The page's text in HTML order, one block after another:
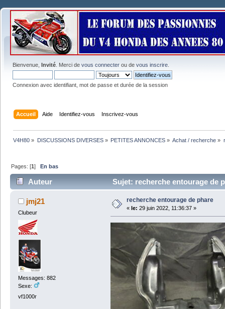
Bienvenue, Invité . Merci de vous connecter ou de vous inscrire
Connexion avec identifiant, mot de passe et durée de la session
Accueil Aide Identifiez-vous Inscrivez-vous
V4H80 » DISCUSSIONS DIVERSES» PETITES ANNONCES» Achat / recherche »
Pages: [1]En bas
Auteur Sujet: recherche entourage de
jmj21
Clubeur
Messages: 882
Sexe:
vf1000r
recherche entourage de phare
« le: 29 juin 2022, 11:36:37 »